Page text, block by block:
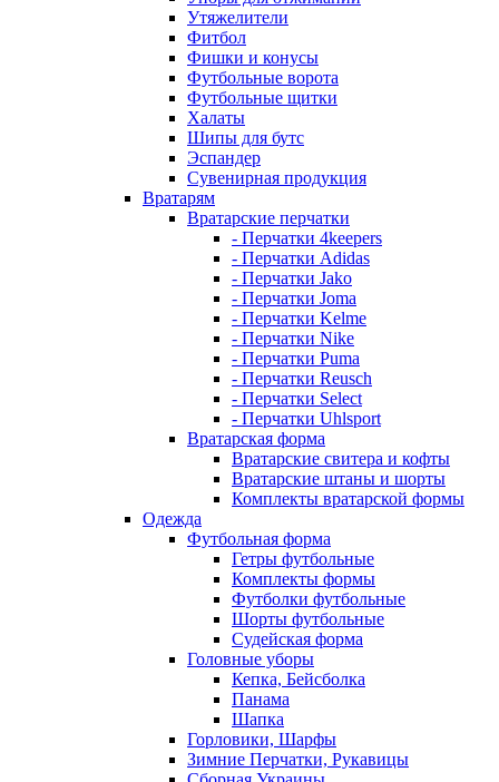
Утяжелители
Фитбол
Фишки и конусы
Футбольные ворота
Футбольные щитки
Халаты
Шипы для бутс
Эспандер
Сувенирная продукция
Вратарям
Вратарские перчатки
- Перчатки 4keepers
- Перчатки Adidas
- Перчатки Jako
- Перчатки Joma
- Перчатки Kelme
- Перчатки Nike
- Перчатки Puma
- Перчатки Reusch
- Перчатки Select
- Перчатки Uhlsport
Вратарская форма
Вратарские свитера и кофты
Вратарские штаны и шорты
Комплекты вратарской формы
Одежда
Футбольная форма
Гетры футбольные
Комплекты формы
Футболки футбольные
Шорты футбольные
Судейская форма
Головные уборы
Кепка, Бейсболка
Панама
Шапка
Горловики, Шарфы
Зимние Перчатки, Рукавицы